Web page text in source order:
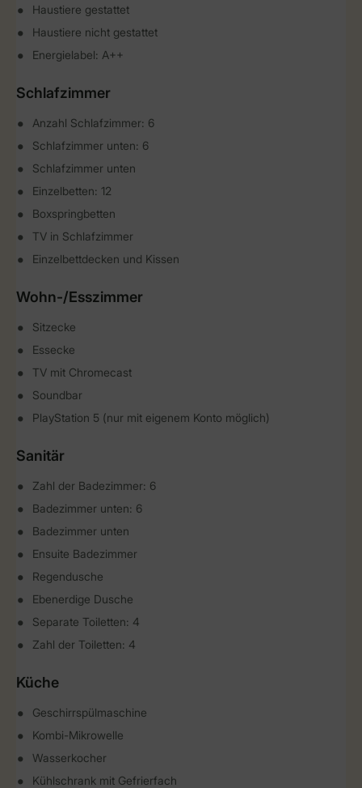
Haustiere gestattet
Haustiere nicht gestattet
Energielabel: A++
Schlafzimmer
Anzahl Schlafzimmer: 6
Schlafzimmer unten: 6
Schlafzimmer unten
Einzelbetten: 12
Boxspringbetten
TV in Schlafzimmer
Einzelbettdecken und Kissen
Wohn-/Esszimmer
Sitzecke
Essecke
TV mit Chromecast
Soundbar
PlayStation 5 (nur mit eigenem Konto möglich)
Sanitär
Zahl der Badezimmer: 6
Badezimmer unten: 6
Badezimmer unten
Ensuite Badezimmer
Regendusche
Ebenerdige Dusche
Separate Toiletten: 4
Zahl der Toiletten: 4
Küche
Geschirrspülmaschine
Kombi-Mikrowelle
Wasserkocher
Kühlschrank mit Gefrierfach